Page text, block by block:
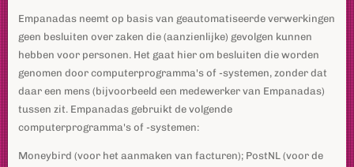
Empanadas neemt op basis van geautomatiseerde verwerkingen
geen besluiten over zaken die (aanzienlijke) gevolgen kunnen
hebben voor personen. Het gaat hier om besluiten die worden
genomen door computerprogramma's of -systemen, zonder dat
daar een mens (bijvoorbeeld een medewerker van Empanadas)
tussen zit. Empanadas gebruikt de volgende
computerprogramma's of -systemen:
Moneybird (voor het aanmaken van facturen); PostNL (voor de